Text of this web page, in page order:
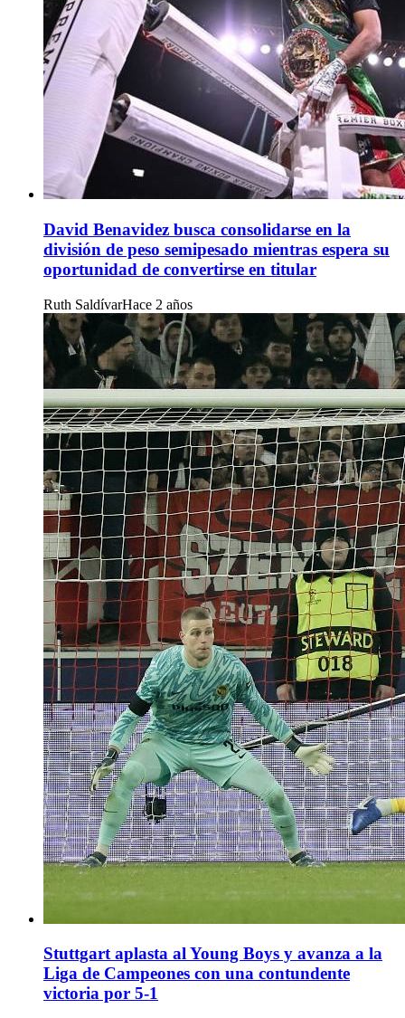
David Benavidez busca consolidarse en la
división de peso semipesado mientras espera su
oportunidad de convertirse en titular
Ruth SaldívarHace 2 años
Stuttgart aplasta al Young Boys y avanza a la
Liga de Campeones con una contundente
victoria por 5-1